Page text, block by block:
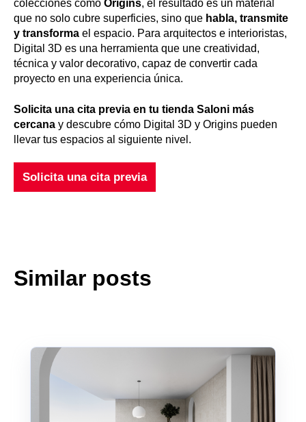
colecciones como Origins, el resultado es un material
que no solo cubre superficies, sino que habla, transmite
y transforma el espacio. Para arquitectos e interioristas,
Digital 3D es una herramienta que une creatividad,
técnica y valor decorativo, capaz de convertir cada
proyecto en una experiencia única.
Solicita una cita previa en tu tienda Saloni más
cercana y descubre cómo Digital 3D y Origins pueden
llevar tus espacios al siguiente nivel.
Solicita una cita previa
Similar posts